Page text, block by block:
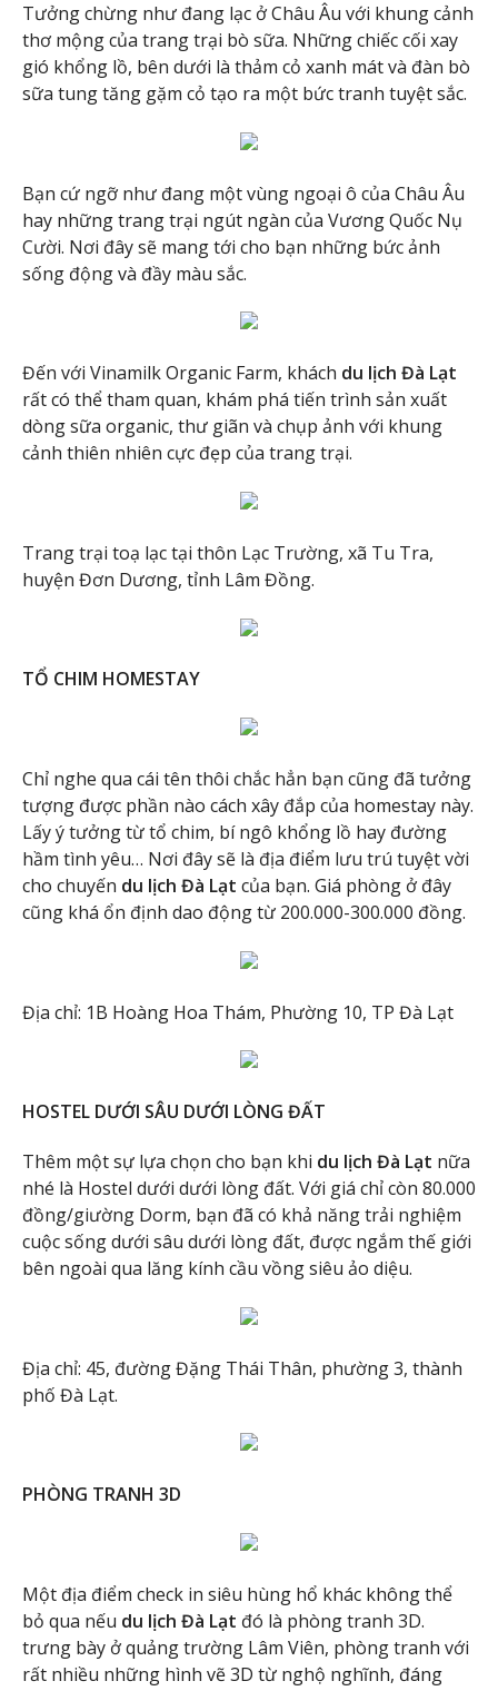
Tưởng chừng như đang lạc ở Châu Âu với khung cảnh
thơ mộng của trang trại bò sữa. Những chiếc cối xay
gió khổng lồ, bên dưới là thảm cỏ xanh mát và đàn bò
sữa tung tăng gặm cỏ tạo ra một bức tranh tuyệt sắc.
Bạn cứ ngỡ như đang một vùng ngoại ô của Châu Âu
hay những trang trại ngút ngàn của Vương Quốc Nụ
Cười. Nơi đây sẽ mang tới cho bạn những bức ảnh
sống động và đầy màu sắc.
Đến với Vinamilk Organic Farm, khách du lịch Đà Lạt
rất có thể tham quan, khám phá tiến trình sản xuất
dòng sữa organic, thư giãn và chụp ảnh với khung
cảnh thiên nhiên cực đẹp của trang trại.
Trang trại toạ lạc tại thôn Lạc Trường, xã Tu Tra,
huyện Đơn Dương, tỉnh Lâm Đồng.
TỔ CHIM HOMESTAY
Chỉ nghe qua cái tên thôi chắc hẳn bạn cũng đã tưởng
tượng được phần nào cách xây đắp của homestay này.
Lấy ý tưởng từ tổ chim, bí ngô khổng lồ hay đường
hầm tình yêu… Nơi đây sẽ là địa điểm lưu trú tuyệt vời
cho chuyến du lịch Đà Lạt của bạn. Giá phòng ở đây
cũng khá ổn định dao động từ 200.000-300.000 đồng.
Địa chỉ: 1B Hoàng Hoa Thám, Phường 10, TP Đà Lạt
HOSTEL DƯỚI SÂU DƯỚI LÒNG ĐẤT
Thêm một sự lựa chọn cho bạn khi du lịch Đà Lạt nữa
nhé là Hostel dưới dưới lòng đất. Với giá chỉ còn 80.000
đồng/giường Dorm, bạn đã có khả năng trải nghiệm
cuộc sống dưới sâu dưới lòng đất, được ngắm thế giới
bên ngoài qua lăng kính cầu vồng siêu ảo diệu.
Địa chỉ: 45, đường Đặng Thái Thân, phường 3, thành
phố Đà Lạt.
PHÒNG TRANH 3D
Một địa điểm check in siêu hùng hổ khác không thể
bỏ qua nếu du lịch Đà Lạt đó là phòng tranh 3D.
trưng bày ở quảng trường Lâm Viên, phòng tranh với
rất nhiều những hình vẽ 3D từ nghộ nghĩnh, đáng